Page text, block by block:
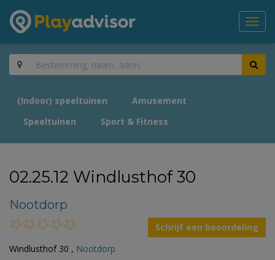
(Indoor) speeltuinen
Amusement
Speeltuinen
Sport & Fitness
02.25.12 Windlusthof 30
Nootdorp
Schrijf een beoordeling
Windlusthof 30 , Nootdorp